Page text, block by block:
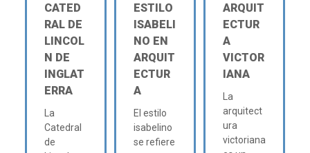
CATED
RAL DE
LINCOL
N DE
INGLAT
ERRA
La
Catedral
de
ESTILO
ISABELI
NO EN
ARQUIT
ECTUR
A
El estilo
isabelino
se refiere
ARQUIT
ECTUR
A
VICTOR
IANA
La
arquitect
ura
victoriana